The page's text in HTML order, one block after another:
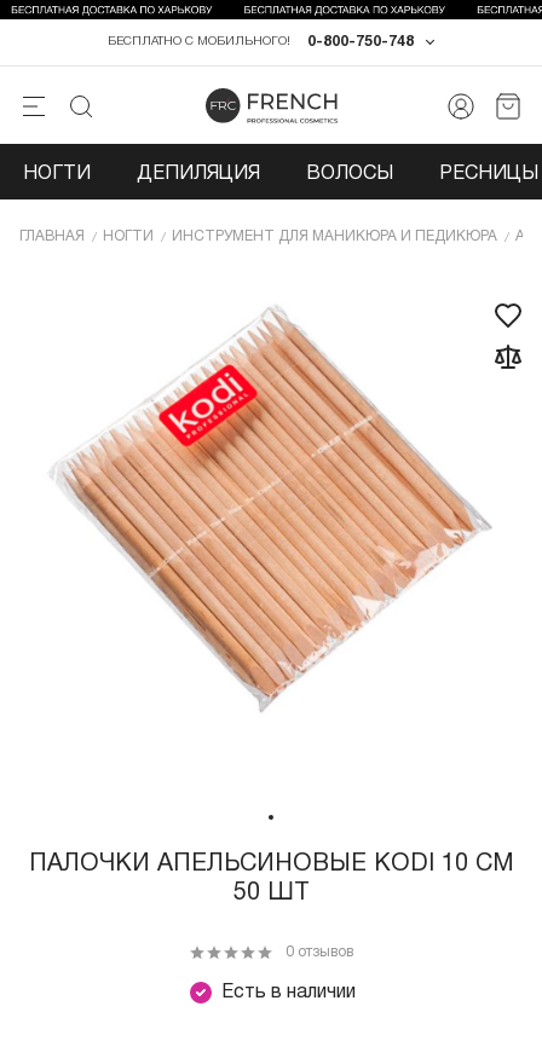
0-800-750-748
БЕСПЛАТНО С МОБИЛЬНОГО!
НОГТИ ДЕПИЛЯЦИЯ ВОЛОСЫ РЕСНИЦЫ
ГЛАВНАЯ НОГТИ ИНCТРУМЕНТ ДЛЯ МАНИКЮРА И ПЕДИКЮРА
ПАЛОЧКИ АПЕЛЬСИНОВЫЕ KODI 10 СМ
50 ШТ
Есть в наличии
0 отзывов